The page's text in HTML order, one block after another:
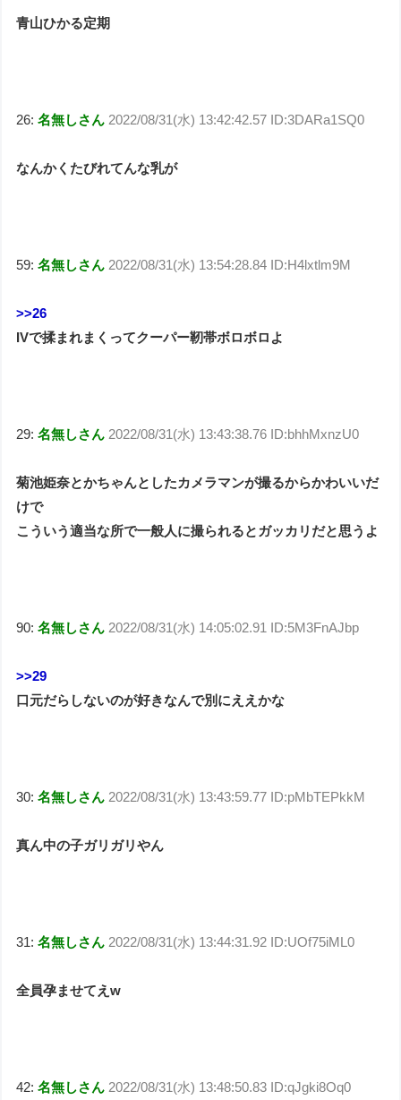
青山ひかる定期
26:名無しさん 2022/08/31(水) 13:42:42.57 ID:3DARa1SQ0
なんかくたびれてんな乳が
59:名無しさん 2022/08/31(水) 13:54:28.84 ID:H4lxtlm9M
>>26
IVで揉まれまくってクーパー靭帯ボロボロよ
29:名無しさん 2022/08/31(水) 13:43:38.76 ID:bhhMxnzU0
菊池姫奈とかちゃんとしたカメラマンが撮るからかわいいだ
けで
こういう適当な所で一般人に撮られるとガッカリだと思うよ
90:名無しさん 2022/08/31(水) 14:05:02.91 ID:5M3FnAJbp
>>29
口元だらしないのが好きなんで別にええかな
30:名無しさん 2022/08/31(水) 13:43:59.77 ID:pMbTEPkkM
真ん中の子ガリガリやん
31:名無しさん 2022/08/31(水) 13:44:31.92 ID:UOf75iML0
全員孕ませてえw
42:名無しさん 2022/08/31(水) 13:48:50.83 ID:qJgki8Oq0